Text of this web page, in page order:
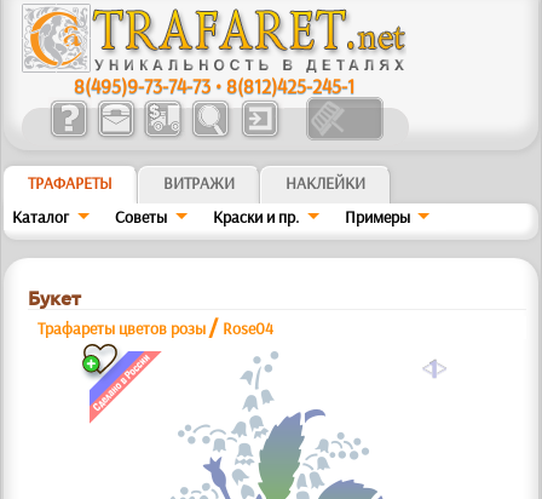
8(495)9-73-74-73 •8(812)425-245-1
ТРАФАРЕТЫ ВИТРАЖИ
НАКЛЕЙКИ
Каталог
Советы Краски и пр. Примеры
Букет
Трафареты цветов розы / Rose04
a